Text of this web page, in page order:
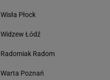
Wisła Płock
Widzew Łódź
Radomiak Radom
Warta Poznań